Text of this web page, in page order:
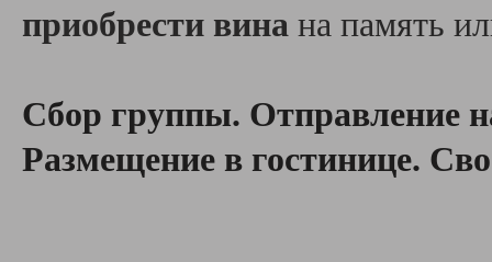
приобрести вина на память
Сбор группы. Отправление
Размещение в гостинице.